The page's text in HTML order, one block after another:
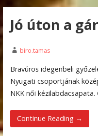
Jó úton a
biro.tamas
Bravúros idegenbeli
Nyugati csoportjának
NKK női kézilabdacsapata.
Continue Reading →